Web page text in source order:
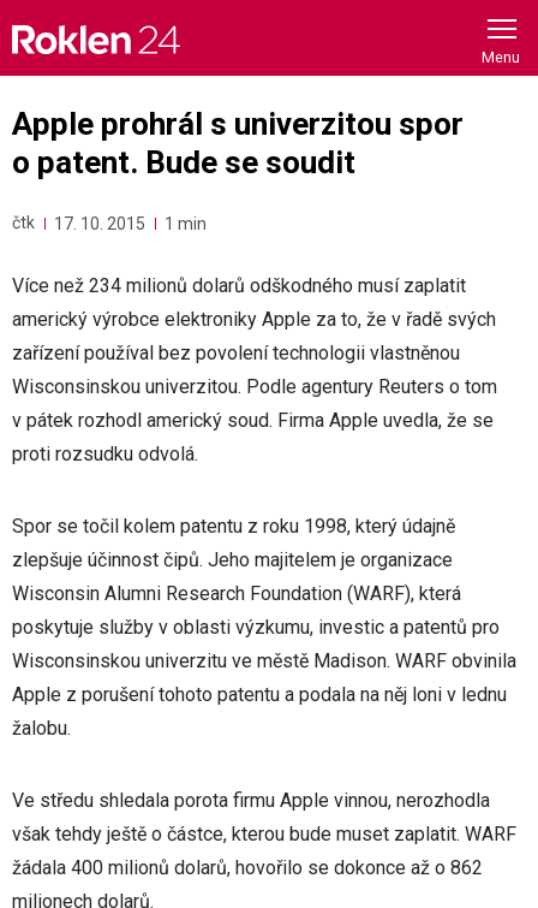
content
Apple prohrál s univerzitou spor
o patent. Bude se soudit
čtk 17. 10. 2015 1 min
Více než 234 milionů dolarů odškodného musí zaplatit
americký výrobce elektroniky Apple za to, že v řadě svých
zařízení používal bez povolení technologii vlastněnou
Wisconsinskou univerzitou. Podle agentury Reuters o tom
v pátek rozhodl americký soud. Firma Apple uvedla, že se
proti rozsudku odvolá.
Spor se točil kolem patentu z roku 1998, který údajně
zlepšuje účinnost čipů. Jeho majitelem je organizace
Wisconsin Alumni Research Foundation (WARF), která
poskytuje služby v oblasti výzkumu, investic a patentů pro
Wisconsinskou univerzitu ve městě Madison. WARF obvinila
Apple z porušení tohoto patentu a podala na něj loni v lednu
žalobu.
Ve středu shledala porota firmu Apple vinnou, nerozhodla
však tehdy ještě o částce, kterou bude muset zaplatit. WARF
žádala 400 milionů dolarů, hovořilo se dokonce až o 862
milionech dolarů.